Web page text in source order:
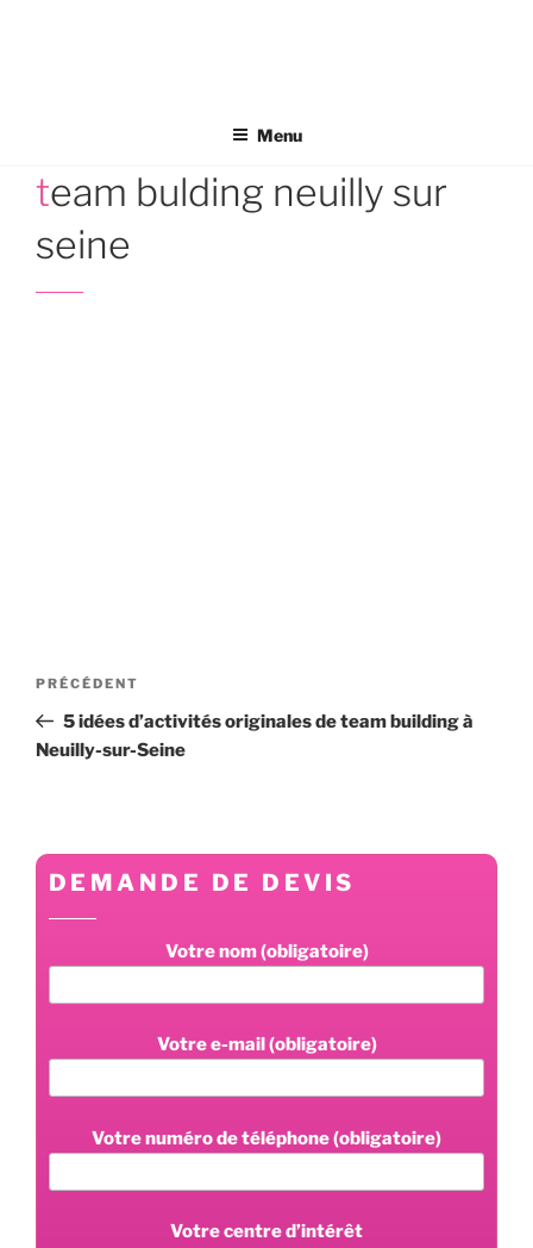
Menu
team bulding neuilly sur
seine
Navigation
l’article
Article
précédent
PRÉCÉDENT
5 idées d’activités originales de team building à
Neuilly-sur-Seine
DEMANDE DE DEVIS
Votre nom (obligatoire)
Votre e-mail (obligatoire)
Votre numéro de téléphone (obligatoire)
Votre centre d’intérêt